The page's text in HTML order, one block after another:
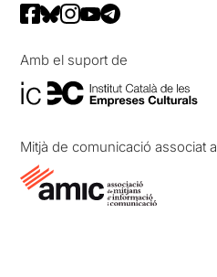
Amb el suport de
Mitjà de comunicació associat a